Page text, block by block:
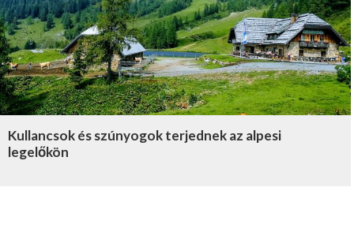
Kullancsok és szúnyogok terjednek az alpesi
legelőkön